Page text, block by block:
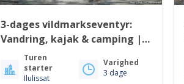
3-dages vildmarkseventyr:
Vandring, kajak & camping |
Ilulissat | Diskobugten
Turen
starter
Ilulissat
Varighed
3 dage